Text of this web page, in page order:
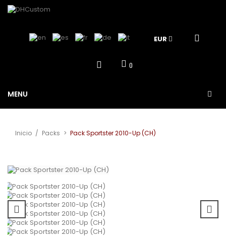
EUR
0
MENU
Inicio / Packs > Pack Sportster 2010-Up (CH)